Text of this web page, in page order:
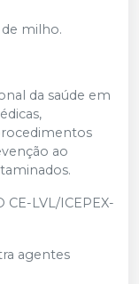
milho.
da saúde em
ao
LVL/ICEPEX-
agentes